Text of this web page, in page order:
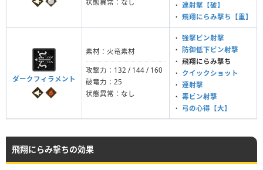
状態異常：なし
・ 連射撃【破】
・ 飛翔にらみ撃ち【重】
ダークフィラメント
素材：火竜素材
攻撃力：132 / 144 / 160
破竜力：25
状態異常：なし
・ 強撃ビン射撃
・
防御低下ビン射撃
・ 飛翔にらみ撃ち
・ クイックショット
・ 連射撃
・ 毒ビン射撃
・ 弓の心得【大】
飛翔にらみ撃ちの効果